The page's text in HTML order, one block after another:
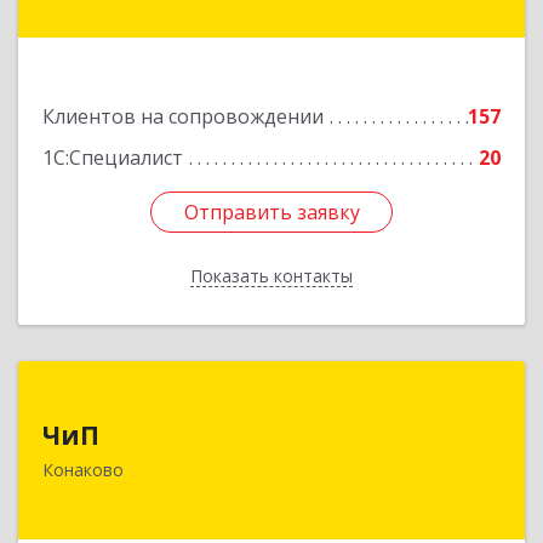
Клиентов на сопровождении
157
1С:Специалист
20
Отправить заявку
Показать контакты
Подробнее
Отправить заявку
Назад
ЧиП
Конаково
Конаково г, Энергетиков ул, дом № 29, кв.2